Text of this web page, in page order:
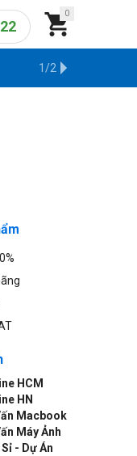
0

HÀNG CŨ
1/2
HCM
HN
Macbook
Máy Ảnh
Sỉ - Dự Án